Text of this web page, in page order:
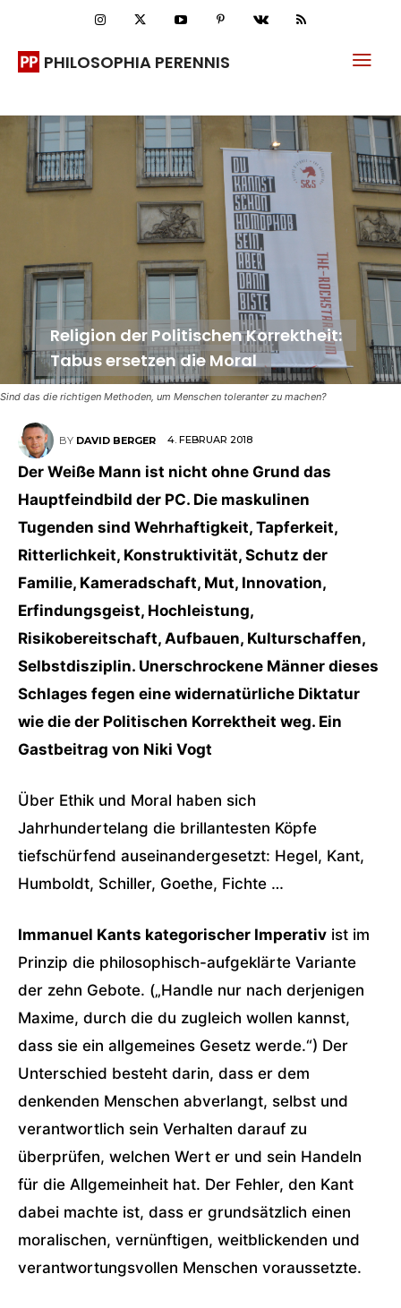
PHILOSOPHIA PERENNIS
Sind das die richtigen Methoden, um Menschen toleranter zu machen?
Religion der Politischen Korrektheit:
Tabus ersetzen die Moral
BY DAVID BERGER 4. FEBRUAR 2018
Der Weiße Mann ist nicht ohne Grund das
Hauptfeindbild der PC. Die maskulinen
Tugenden sind Wehrhaftigkeit, Tapferkeit,
Ritterlichkeit, Konstruktivität, Schutz der
Familie, Kameradschaft, Mut, Innovation,
Erfindungsgeist, Hochleistung,
Risikobereitschaft, Aufbauen, Kulturschaffen,
Selbstdisziplin. Unerschrockene Männer dieses
Schlages fegen eine widernatürliche Diktatur
wie die der Politischen Korrektheit weg. Ein
Gastbeitrag von Niki Vogt
Über Ethik und Moral haben sich
Jahrhundertelang die brillantesten Köpfe
tiefschürfend auseinandergesetzt: Hegel, Kant,
Humboldt, Schiller, Goethe, Fichte …
Immanuel Kants kategorischer Imperativ ist im
Prinzip die philosophisch-aufgeklärte Variante
der zehn Gebote. („Handle nur nach derjenigen
Maxime, durch die du zugleich wollen kannst,
dass sie ein allgemeines Gesetz werde.“) Der
Unterschied besteht darin, dass er dem
denkenden Menschen abverlangt, selbst und
verantwortlich sein Verhalten darauf zu
überprüfen, welchen Wert er und sein Handeln
für die Allgemeinheit hat. Der Fehler, den Kant
dabei machte ist, dass er grundsätzlich einen
moralischen, vernünftigen, weitblickenden und
verantwortungsvollen Menschen voraussetzte.